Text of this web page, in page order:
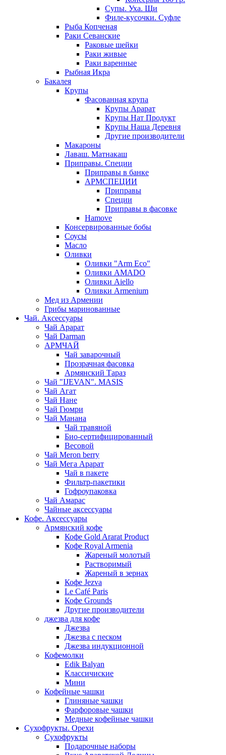
Супы. Уха. Щи
Филе-кусочки. Суфле
Рыба Копченая
Раки Севанские
Раковые шейки
Раки живые
Раки варенные
Рыбная Икра
Бакалея
Крупы
Фасованная крупа
Крупы Арарат
Крупы Нат Продукт
Крупы Наша Деревня
Другие производители
Макароны
Лаваш. Матнакаш
Приправы. Специи
Приправы в банке
АРМСПЕЦИИ
Приправы
Специи
Приправы в фасовке
Hamove
Консервированные бобы
Соусы
Масло
Оливки
Оливки "Arm Eco"
Оливки AMADO
Оливки Aiello
Оливки Armenium
Мед из Армении
Грибы маринованные
Чай. Аксессуары
Чай Арарат
Чай Darman
АРМЧАЙ
Чай заварочный
Прозрачная фасовка
Армянский Тараз
Чай "IJEVAN". MASIS
Чай Агат
Чай Нане
Чай Гюмри
Чай Манана
Чай травяной
Био-сертифицированный
Весовой
Чай Meron berry
Чай Мега Арарат
Чай в пакете
Фильтр-пакетики
Гофроупаковка
Чай Амарас
Чайные аксессуары
Кофе. Аксессуары
Армянский кофе
Кофе Gold Ararat Product
Кофе Royal Armenia
Жареный молотый
Растворимый
Жареный в зернах
Кофе Jezva
Le Café Paris
Кофе Grounds
Другие производители
джезва для кофе
Джезва
Джезва с песком
Джезва индукционной
Кофемолки
Edik Balyan
Классичиские
Мини
Кофейные чашки
Глиняные чашки
Фарфоровые чашки
Медные кофейные чашки
Сухофрукты. Орехи
Сухофрукты
Подарочные наборы